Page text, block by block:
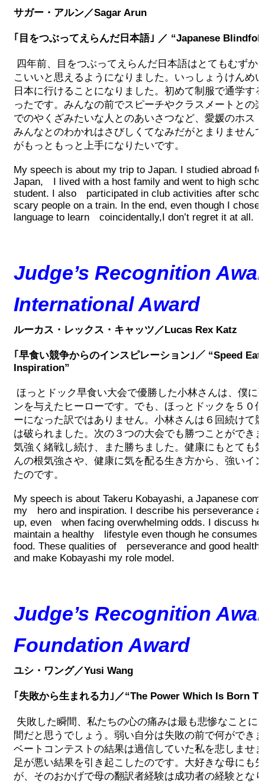
サガー・アルン／Sagar Arun
｢目をつぶってえらんだ日本語｣ ／ “Japanese
四年前、目をつぶってえらんだ日本語はとてもむずか
こいいと思えるようになりました。いっしょうけんめ
日本に行けることになりました。初めて制服で通学す
ったです。みんなの前でスピーチやクラスメートとの
でのやくざみたいな人とのあいさつなど、愛媛のホス
みんなとのわかれはさびしくてなみだがとまりません
がもっともっと上手になりたいです。
My speech is about my trip to Japan. I studied abroad
Japan, I lived with a host family and went to high
student. I also participated in club activities after
scary people on a train. In the end, even though I chose
language to learn coincidentally,I don’t regret it at all.
Judge’s Recognition
International Award
ルーカス・レックス・キャッツ／Lucas Rex Katz
｢早食い競争からのインスピレーション｣／ “Speed
Inspiration”
ほっとドック早食い大会で優勝した小林さんは、僕に
ンを与えたヒーローです。でも、ほっとドックを５０
ーになった訳ではありません。小林さんは６回続けて
は破られました。次の３つの大会でも勝つことができ
気強く緒戦し続け、また勝ちました。健康にもとても
んの根気強さや、健康に気を配る生き方から、強いイ
たのです。
My speech is about Takeru Kobayashi, a Japanese
my hero and inspiration. I describe his perseverance
up, even when facing overwhelming odds. I discuss
maintain a healthy lifestyle even though he consumes
food. These qualities of perseverance and good health
and make Kobayashi my role model.
Judge’s Recognition
Foundation Award
ユシ・ワング／Yusi Wang
｢失敗から生まれる力｣／“The Power Which Is Born
失敗した瞬間、私たちの心の痛みは最も悲惨なことに
間だと思うでしょう。弱い自分は失敗の前で何ができ
ベートコンテストの結果は過信していた私を悲しませ
足が悪い結果を引き起こしたのです。大好きな母にも
が、そのおかげで母の翻訳者経験は成功者の経験とな